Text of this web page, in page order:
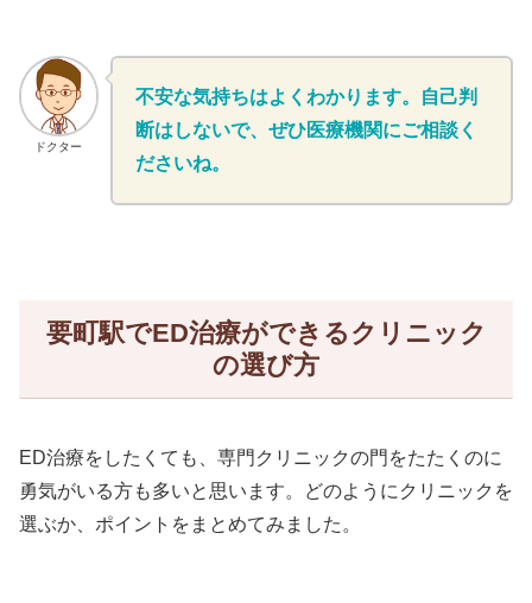
ドクター
不安な気持ちはよくわかります。自己判
断はしないで、ぜひ医療機関にご相談く
ださいね。
要町駅でED治療ができるクリニック
の選び方
ED治療をしたくても、専門クリニックの門をたたくのに
勇気がいる方も多いと思います。どのようにクリニックを
選ぶか、ポイントをまとめてみました。